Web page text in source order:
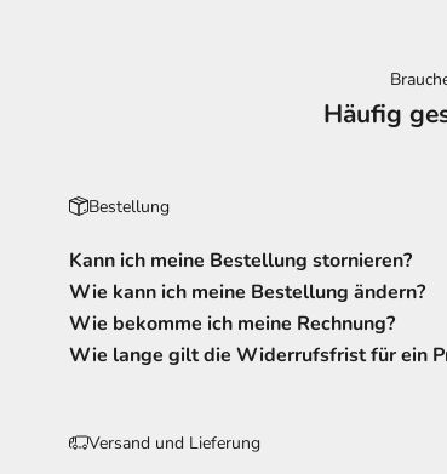
Häufig
Bestellung
Kann ich meine Bestellung stornieren?
Wie kann ich meine Bestellung ändern?
Wie bekomme ich meine Rechnung?
Wie lange gilt die Widerrufsfrist für ein
Versand und Lieferung